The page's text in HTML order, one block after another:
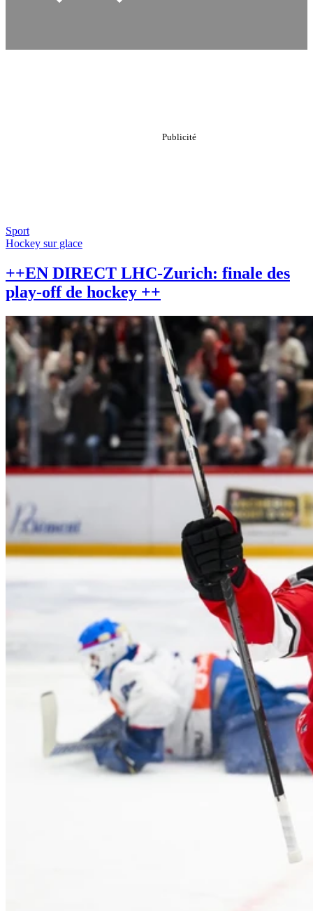
Sport
Hockey sur glace
++EN DIRECT LHC-Zurich: finale des
play-off de hockey ++